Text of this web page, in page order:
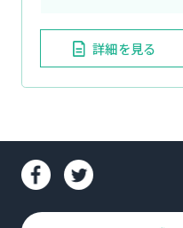
詳細を見る